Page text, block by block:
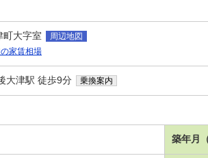
町大字室
周辺地図
家賃相場
大津駅 徒歩9分 乗換案内
築年月